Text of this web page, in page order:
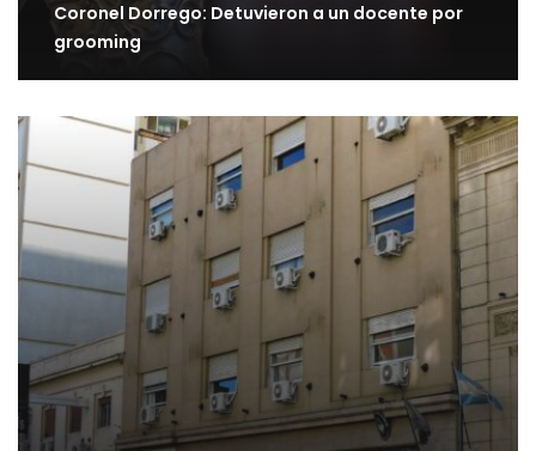
Coronel Dorrego: Detuvieron a un docente por
grooming